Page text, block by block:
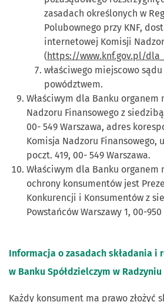
zasadach określonych w
Polubownego przy KNF,
internetowej Komisji
( https://www.knf.gov.pl/
właściwego miejscowo
powództwem.
Właściwym dla Banku organem
Nadzoru Finansowego z
00- 549 Warszawa, adres
Komisja Nadzoru Finansowego,
poczt. 419, 00- 549 Warszawa.
Właściwym dla Banku organem
ochrony konsumentów jest
Konkurencji i Konsumentów z
Powstańców Warszawy 1, 00-950
Informacja o zasadach składania i
w Banku Spółdzielczym w
Każdy konsument ma prawo złożyć